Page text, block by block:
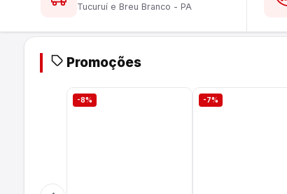
Tucuruí e Breu Branco - PA
Promoções
-8% -7%